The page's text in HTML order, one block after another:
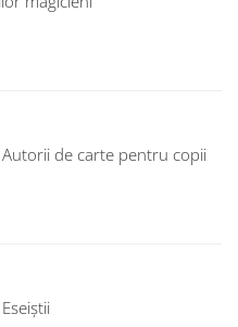
de carte pentru copii